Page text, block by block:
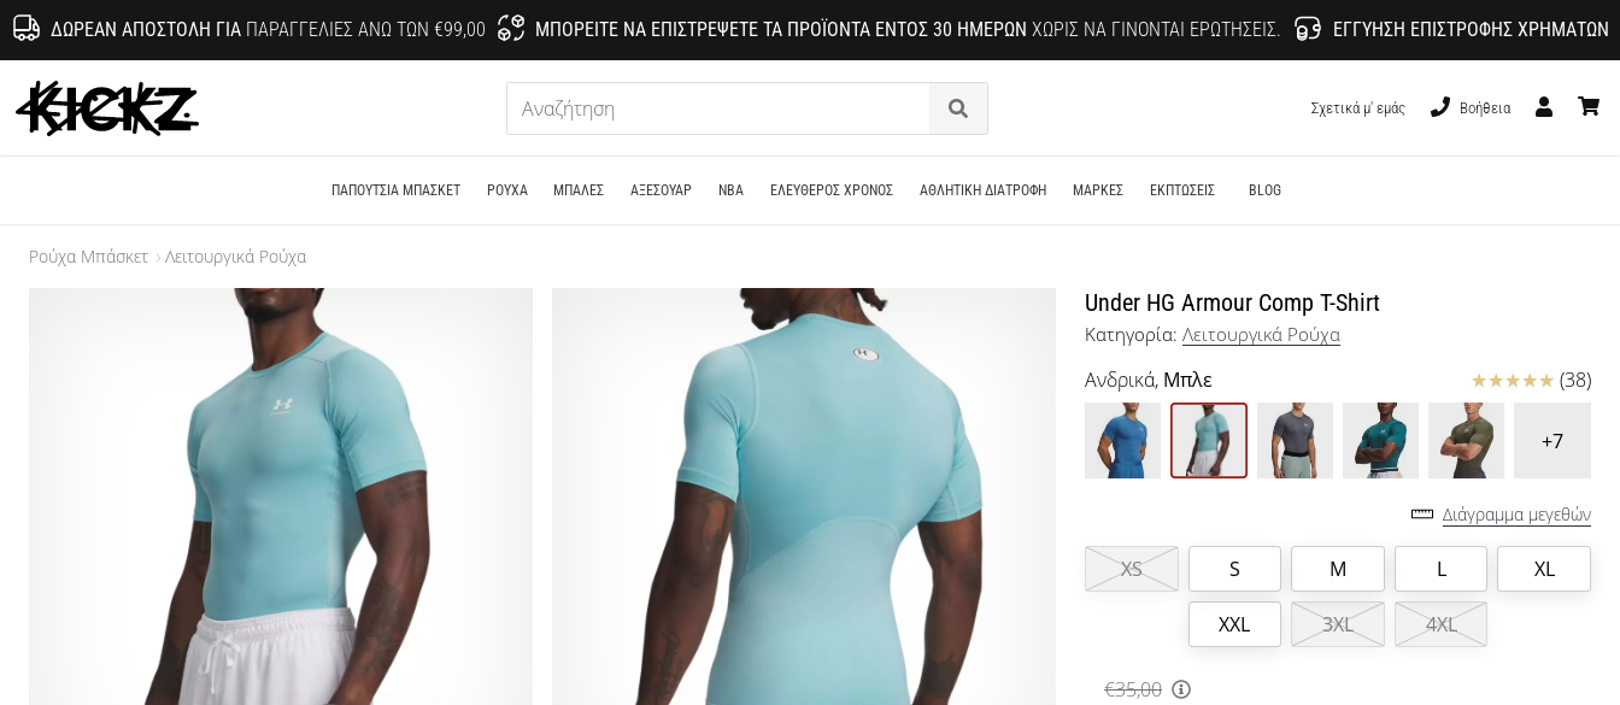
ΔΩΡΕΆΝ ΑΠΟΣΤΟΛΉ ΓΙΑΠΑΡΑΓΓΕΛΊΕΣ ΆΝΩ ΤΩΝ €99,00 ΜΠΟΡΕΊΤΕ ΝΑ ΕΠΙΣΤΡΈΨΕΤΕ ΤΑ ΠΡΟΪΌΝΤΑ ΕΝΤΌΣ 30 ΗΜΕΡΏΝ ΧΩΡΊΣ ΝΑ ΓΊΝΟΝΤΑΙ ΕΡΩΤΉΣΕΙΣ. ΕΓΓΎΗΣΗ ΕΠΙΣΤΡΟΦΉΣ ΧΡΗΜΆΤΩΝ
KICKZ.gr
Αναζήτηση
Σχετικά μ' εμάς
Βοήθεια
ΠΑΠΟΎΤΣΙΑ ΜΠΆΣΚΕΤ ΡΟΎΧΑ ΜΠΑΛΕΣ ΑΞΕΣΟΥΑΡ NBA ΕΛΕΥΘΕΡΟΣ ΧΡΟΝΟΣ ΑΘΛΗΤΙΚΗ ΔΙΑΤΡΟΦΗ ΜΑΡΚΕΣ ΕΚΠΤΩΣΕΙΣ BLOG
Ρούχα Μπάσκετ Λειτουργικά Ρούχα
Under HG Armour Comp T-Shirt
Κατηγορία: Λειτουργικά Ρούχα
Ανδρικά, Μπλε Κριτικές (38)
+7
Διάγραμμα μεγεθών
XS S M L XL
XXL 3XL 4XL
€35,00